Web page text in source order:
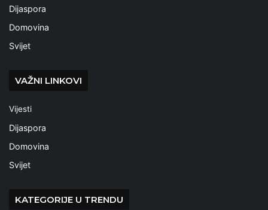
Dijaspora
Domovina
Svijet
VAŽNI LINKOVI
Vijesti
Dijaspora
Domovina
Svijet
KATEGORIJE U TRENDU